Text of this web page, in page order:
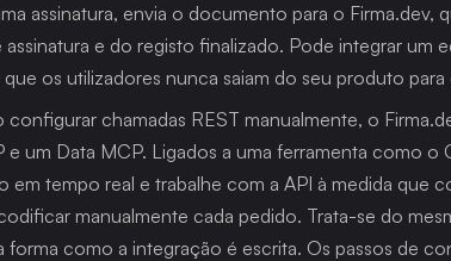
assinatura, envia o documento para o Firma.dev,
assinatura e do registo finalizado. Pode integrar um
os utilizadores nunca saiam do seu produto
configurar chamadas REST manualmente, o
e um Data MCP. Ligados a uma ferramenta como o
em tempo real e trabalhe com a API à medida que
manualmente cada pedido. Trata-se do
forma como a integração é escrita. Os passos de